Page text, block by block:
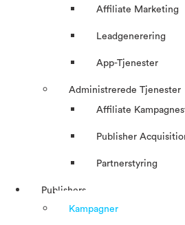
Affiliate Marketing
Leadgenerering
App-Tjenester
Administrerede Tjenester
Affiliate
Publisher
Partnerstyring
Publishers
Kampagner